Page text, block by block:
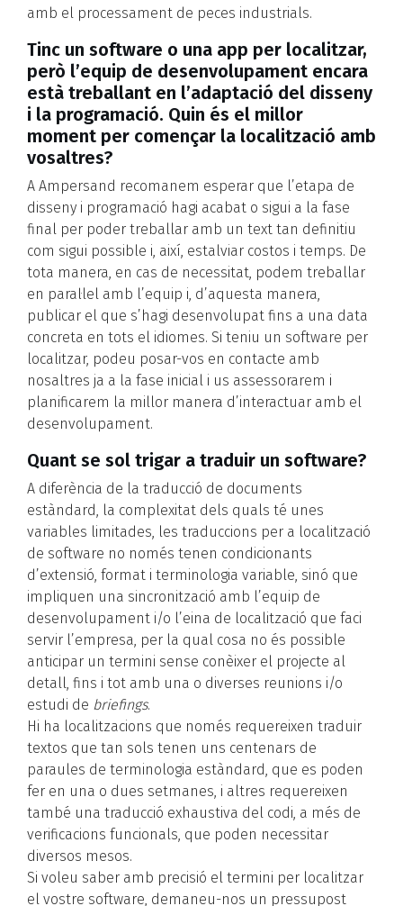
amb el processament de peces industrials.
Tinc un software o una app per localitzar,
però l’equip de desenvolupament encara
està treballant en l’adaptació del disseny
i la programació. Quin és el millor
moment per començar la localització amb
vosaltres?
A Ampersand recomanem esperar que l’etapa de
disseny i programació hagi acabat o sigui a la fase
final per poder treballar amb un text tan definitiu
com sigui possible i, així, estalviar costos i temps. De
tota manera, en cas de necessitat, podem treballar
en paral·lel amb l’equip i, d’aquesta manera,
publicar el que s’hagi desenvolupat fins a una data
concreta en tots el idiomes. Si teniu un software per
localitzar, podeu posar-vos en contacte amb
nosaltres ja a la fase inicial i us assessorarem i
planificarem la millor manera d’interactuar amb el
desenvolupament.
Quant se sol trigar a traduir un software?
A diferència de la traducció de documents
estàndard, la complexitat dels quals té unes
variables limitades, les traduccions per a localització
de software no només tenen condicionants
d’extensió, format i terminologia variable, sinó que
impliquen una sincronització amb l’equip de
desenvolupament i/o l’eina de localització que faci
servir l’empresa, per la qual cosa no és possible
anticipar un termini sense conèixer el projecte al
detall, fins i tot amb una o diverses reunions i/o
estudi de briefings.
Hi ha localitzacions que només requereixen traduir
textos que tan sols tenen uns centenars de
paraules de terminologia estàndard, que es poden
fer en una o dues setmanes, i altres requereixen
també una traducció exhaustiva del codi, a més de
verificacions funcionals, que poden necessitar
diversos mesos.
Si voleu saber amb precisió el termini per localitzar
el vostre software, demaneu-nos un pressupost